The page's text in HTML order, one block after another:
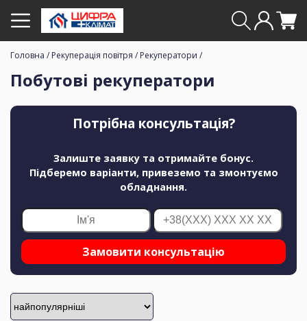
Головна / Рекуперація повітря / Рекуператори /
Побутові рекуператори
Потрібна консультація?
Залиште заявку та отримайте бонус.
Підберемо варіанти, привеземо та змонтуємо
обладнання.
Замовити консультацію